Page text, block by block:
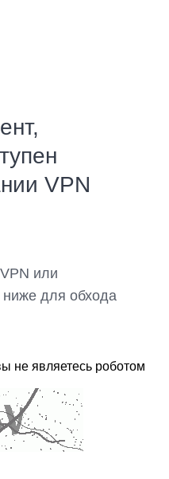
VPN
или
для обхода
не являетесь роботом